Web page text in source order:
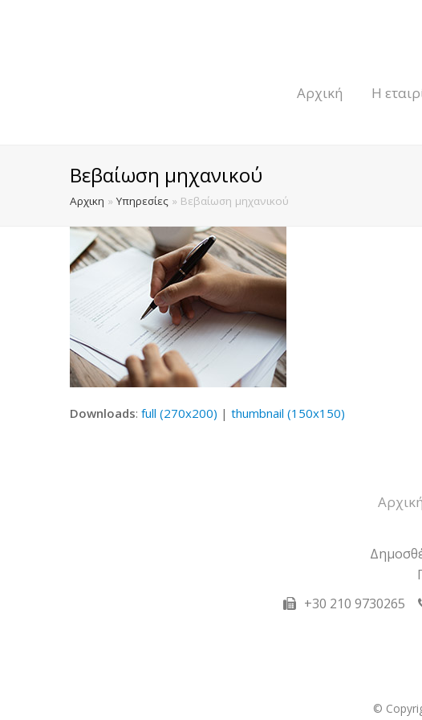
Αρχική Η
Βεβαίωση μηχανικού
Αρχικη »Υπηρεσίες » Βεβαίωση μηχανικού
Downloads: full (270x200) | thumbnail (150x150)
Αρχική
+30 210 9730265
©